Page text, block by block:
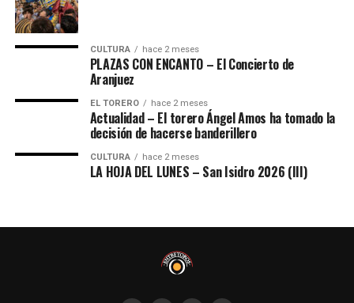
CULTURA hace 2 meses
PLAZAS CON ENCANTO – El Concierto de
Aranjuez
EL TORERO hace 2 meses
Actualidad – El torero Ángel Amos ha tomado la
decisión de hacerse banderillero
CULTURA hace 2 meses
LA HOJA DEL LUNES – San Isidro 2026 (III)